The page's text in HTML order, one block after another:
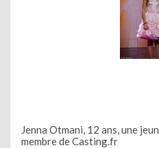
Jenna Otmani, 12 ans, une
membre de Casting.fr